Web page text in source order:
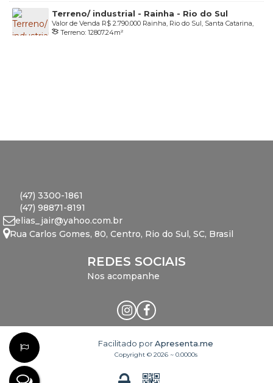
Terreno/ industrial - Rainha - Rio do Sul
R$ 2.790.000
Valor de Venda
Rainha, Rio do Sul, Santa Catarina,
BrasilTerreno: 12807.24m²
(47) 3300-1861
(47) 98871-8191
elias_jair@yahoo.com.br
Rua Carlos Gomes, 80, Centro, Rio do Sul, SC, Brasil
REDES SOCIAIS
Nos acompanhe
Facilitado porApresenta.me
Copyright © 2026 ~ 0.0000s